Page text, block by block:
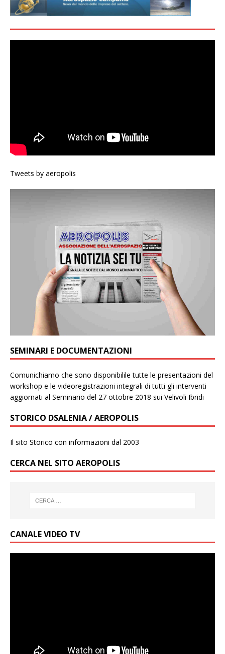
Tweets by aeropolis
SEMINARI E DOCUMENTAZIONI
Comunichiamo che sono disponibilile tutte le presentazioni del
workshop e le videoregistrazioni integrali di tutti gli interventi
aggiornati al Seminario del 27 ottobre 2018 sui Velivoli Ibridi
STORICO DSALENIA / AEROPOLIS
Il sito Storico con informazioni dal 2003
CERCA NEL SITO AEROPOLIS
CANALE VIDEO TV